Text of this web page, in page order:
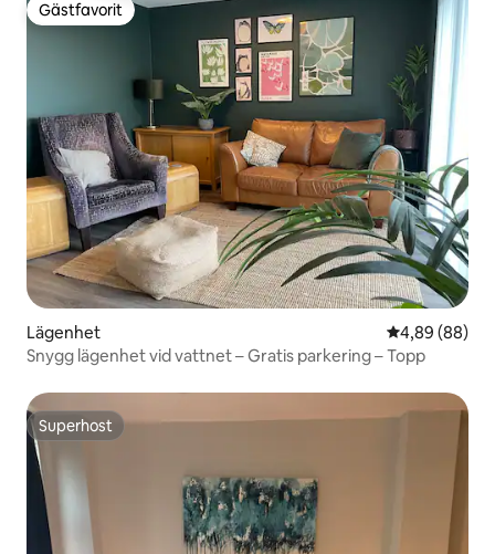
Gästfavorit
Gästfavorit
Lägenhet 4,89 av 5 i
4,89 (88)
Snygg lägenhet vid vattnet – Gratis parkering – Topp
Superhost
Superhost